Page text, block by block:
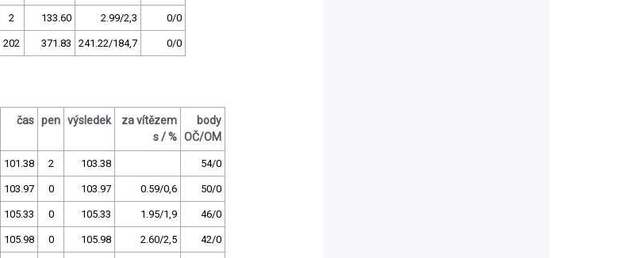
2 133.60 2.99/2,3 0/0
202 371.83 241.22/184,7 0/0
čas pen výsledek
za vítězem
s / %
body
OČ/OM
101.38 2 103.38 54/0
103.97 0 103.97 0.59/0,6 50/0
105.33 0 105.33 1.95/1,9 46/0
105.98 0 105.98 2.60/2,5 42/0